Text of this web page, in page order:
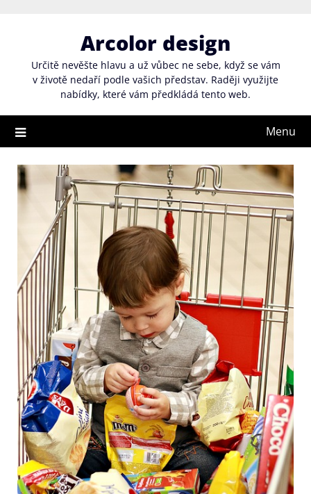
Arcolor design
Určitě nevěšte hlavu a už vůbec ne sebe, když se vám
v životě nedaří podle vašich představ. Raději využijte
nabídky, které vám předkládá tento web.
Menu